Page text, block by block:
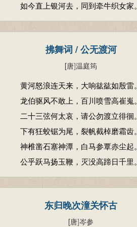
如今直上银河去，同到牵牛织女家。
拂舞词 / 公无渡河
[唐]温庭筠
黄河怒浪连天来，大响谹谹如殷雷。
龙伯驱风不敢上，百川喷雪高崔嵬。
二十三弦何太哀，请公勿渡立徘徊。
下有狂蛟锯为尾，裂帆截棹磨霜齿。
神椎凿石塞神潭，白马参覃赤尘起。
公乎跃马扬玉鞭，灭没高蹄日千里。
东归晚次潼关怀古
[唐]岑参